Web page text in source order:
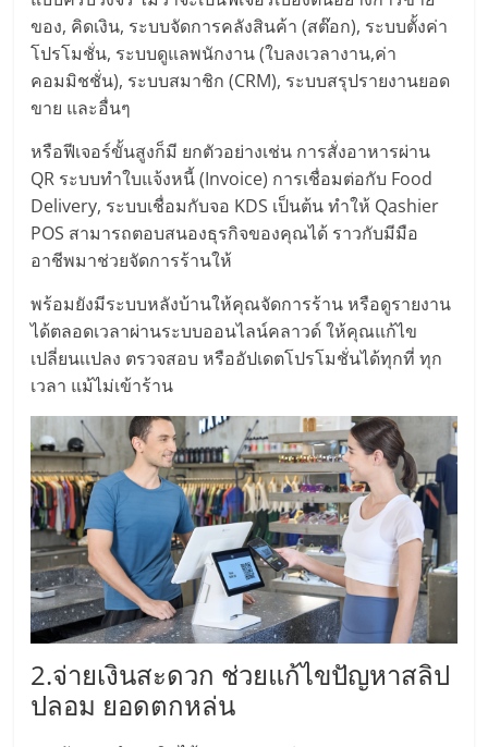
รน
ไชส์
ขาย
หน้า
บ้าน
ลงทุน
น้อย
คืน
ทุน
ไว,
ที่
ปรึกษา
การ
ของ, คิดเงิน, ระบบจัดการคลังสินค้า (สต๊อก), ระบบตั้งค่า
โปรโมชั่น, ระบบดูแลพนักงาน (ใบลงเวลางาน,ค่า
คอมมิชชั่น), ระบบสมาชิก (CRM), ระบบสรุปรายงานยอด
ขาย และอื่นๆ
หรือฟีเจอร์ขั้นสูงก็มี ยกตัวอย่างเช่น การสั่งอาหารผ่าน
QR ระบบทำใบแจ้งหนี้ (Invoice) การเชื่อมต่อกับ Food
Delivery, ระบบเชื่อมกับจอ KDS เป็นต้น ทำให้ Qashier
POS สามารถตอบสนองธุรกิจของคุณได้ ราวกับมีมือ
อาชีพมาช่วยจัดการร้านให้
พร้อมยังมีระบบหลังบ้านให้คุณจัดการร้าน หรือดูรายงาน
ได้ตลอดเวลาผ่านระบบออนไลน์คลาวด์ ให้คุณแก้ไข
เปลี่ยนเเปลง ตรวจสอบ หรืออัปเดตโปรโมชั่นได้ทุกที่ ทุก
เวลา แม้ไม่เข้าร้าน
2.จ่ายเงินสะดวก ช่วยแก้ไขปัญหาสลิป
ปลอม ยอดตกหล่น